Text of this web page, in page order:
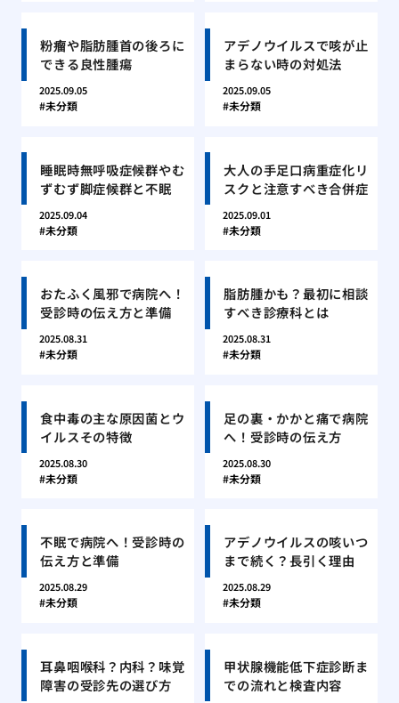
粉瘤や脂肪腫首の後ろに
できる良性腫瘍
2025.09.05
未分類
アデノウイルスで咳が止
まらない時の対処法
2025.09.05
未分類
睡眠時無呼吸症候群やむ
ずむず脚症候群と不眠
2025.09.04
未分類
大人の手足口病重症化リ
スクと注意すべき合併症
2025.09.01
未分類
おたふく風邪で病院へ！
受診時の伝え方と準備
2025.08.31
未分類
脂肪腫かも？最初に相談
すべき診療科とは
2025.08.31
未分類
食中毒の主な原因菌とウ
イルスその特徴
2025.08.30
未分類
足の裏・かかと痛で病院
へ！受診時の伝え方
2025.08.30
未分類
不眠で病院へ！受診時の
伝え方と準備
2025.08.29
未分類
アデノウイルスの咳いつ
まで続く？長引く理由
2025.08.29
未分類
耳鼻咽喉科？内科？味覚
障害の受診先の選び方
甲状腺機能低下症診断ま
での流れと検査内容